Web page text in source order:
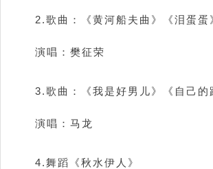
2.歌曲：《黄河船夫曲》《泪蛋蛋
演唱：樊征荣
3.歌曲：《我是好男儿》《自己的
演唱：马龙
4.舞蹈《秋水伊人》